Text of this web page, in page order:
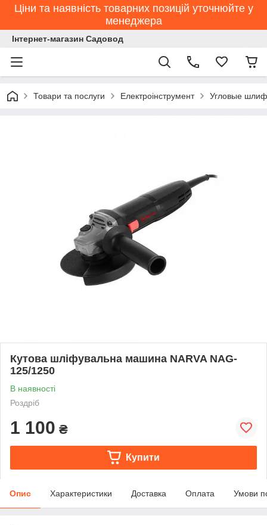
Ціни та наявність товарних позицій уточнюйте у
менеджера
Інтернет-магазин Садовод
Товари та послуги Електроінструмент Угловые
Кутова шліфувальна машина NARVA NAG-
125/1250
В наявності
Роздріб
1 100 ₴
Купити
Опис Характеристики Доставка Оплата Умови